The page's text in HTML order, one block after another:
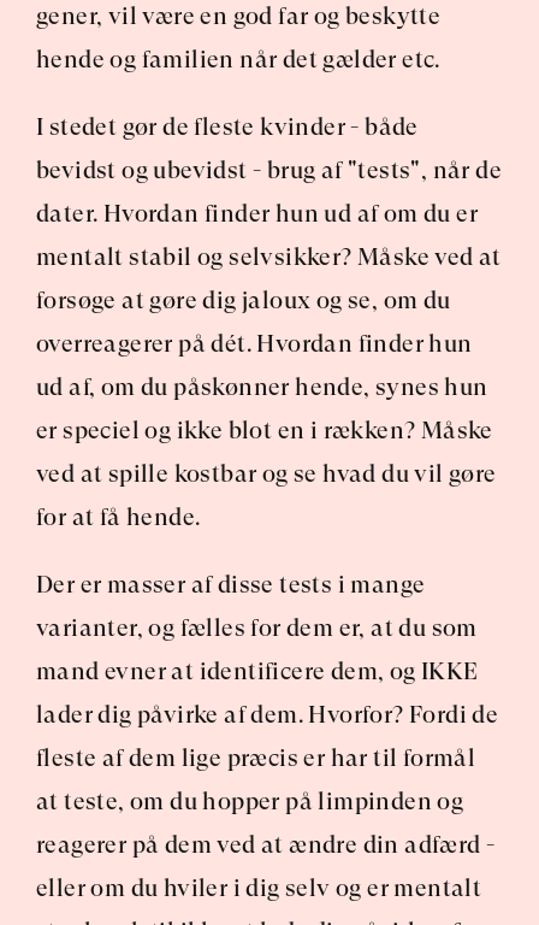
gener, vil være en god far og beskytte
hende og familien når det gælder etc.
I stedet gør de fleste kvinder - både
bevidst og ubevidst - brug af "tests", når de
dater. Hvordan finder hun ud af om du er
mentalt stabil og selvsikker? Måske ved at
forsøge at gøre dig jaloux og se, om du
overreagerer på dét. Hvordan finder hun
ud af, om du påskønner hende, synes hun
er speciel og ikke blot en i rækken? Måske
ved at spille kostbar og se hvad du vil gøre
for at få hende.
Der er masser af disse tests i mange
varianter, og fælles for dem er, at du som
mand evner at identificere dem, og IKKE
lader dig påvirke af dem. Hvorfor? Fordi de
fleste af dem lige præcis er har til formål
at teste, om du hopper på limpinden og
reagerer på dem ved at ændre din adfærd -
eller om du hviler i dig selv og er mentalt